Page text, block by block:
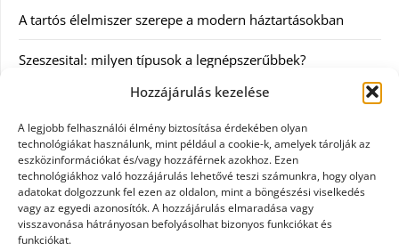
Hozzájárulás kezelése
A legjobb felhasználói élmény biztosítása érdekében olyan
technológiákat használunk, mint például a cookie-k, amelyek tárolják az
eszközinformációkat és/vagy hozzáférnek azokhoz. Ezen
technológiákhoz való hozzájárulás lehetővé teszi számunkra, hogy olyan
adatokat dolgozzunk fel ezen az oldalon, mint a böngészési viselkedés
vagy az egyedi azonosítók. A hozzájárulás elmaradása vagy
visszavonása hátrányosan befolyásolhat bizonyos funkciókat és
funkciókat.
A tartós élelmiszer szerepe a modern háztartásokban
Szeszesital: milyen típusok a legnépszerűbbek?
Egyéb
Irodalom
Szolgáltatás